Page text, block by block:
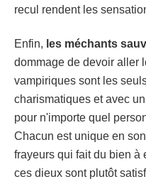
recul rendent les
Enfin, les méchants
dommage de devoir aller
vampiriques sont les
charismatiques et avec
pour n'importe quel
Chacun est unique en
frayeurs qui fait du bien à
ces dieux sont plutôt